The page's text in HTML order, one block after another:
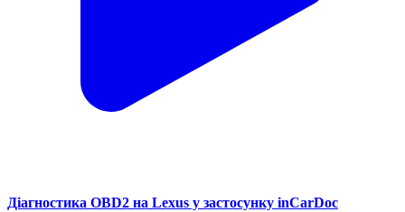
Діагностика OBD2 на Lexus у застосунку inCarDoc